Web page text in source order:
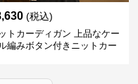
(税込)
トカーディガン 上品なケー
編みボタン付きニットカー